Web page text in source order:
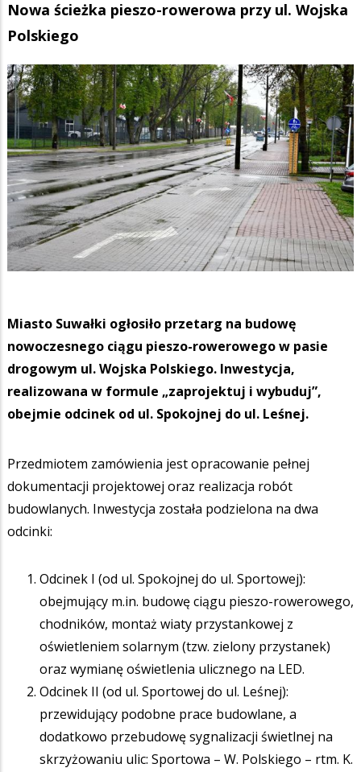
Nowa ścieżka pieszo-rowerowa przy ul. Wojska
Polskiego
Miasto Suwałki ogłosiło przetarg na budowę
nowoczesnego ciągu pieszo-rowerowego w pasie
drogowym ul. Wojska Polskiego. Inwestycja,
realizowana w formule „zaprojektuj i wybuduj”,
obejmie odcinek od ul. Spokojnej do ul. Leśnej.
Przedmiotem zamówienia jest opracowanie pełnej
dokumentacji projektowej oraz realizacja robót
budowlanych. Inwestycja została podzielona na dwa
odcinki:
Odcinek I (od ul. Spokojnej do ul. Sportowej):
obejmujący m.in. budowę ciągu pieszo-rowerowego,
chodników, montaż wiaty przystankowej z
oświetleniem solarnym (tzw. zielony przystanek)
oraz wymianę oświetlenia ulicznego na LED.
Odcinek II (od ul. Sportowej do ul. Leśnej):
przewidujący podobne prace budowlane, a
dodatkowo przebudowę sygnalizacji świetlnej na
skrzyżowaniu ulic: Sportowa – W. Polskiego – rtm. K.